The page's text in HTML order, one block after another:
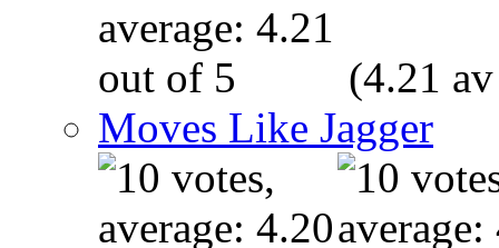
(4.21
Moves Like Jagger